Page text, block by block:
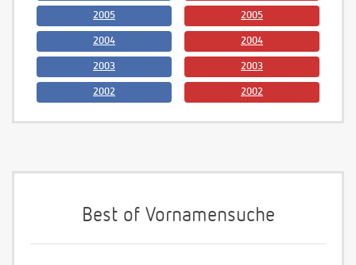
2005
2004
2003
2002
2005
2004
2003
2002
Best of Vornamensuche